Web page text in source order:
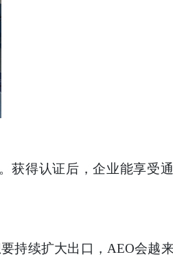
获得认证后，企业能享受
持续扩大出口，AEO会越